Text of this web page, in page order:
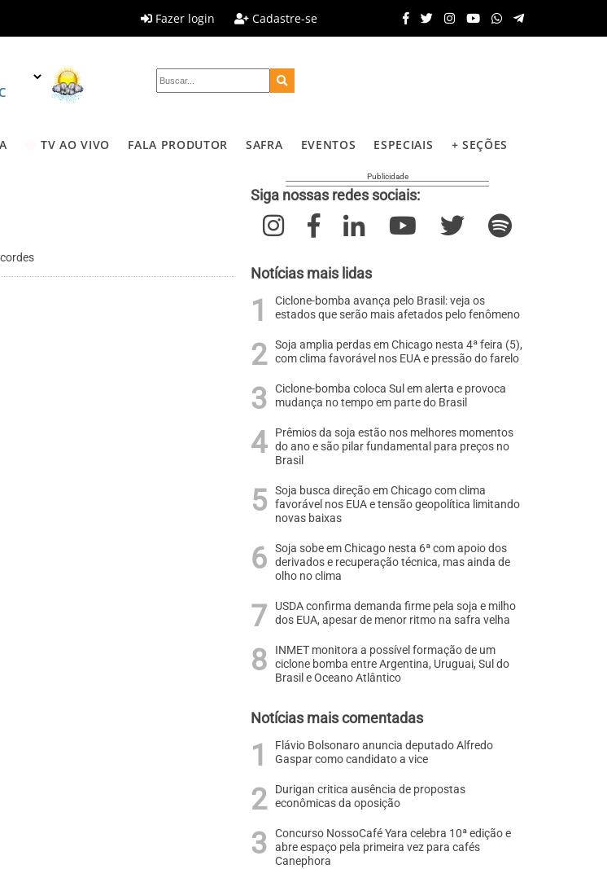
Fazer login Cadastre-se
TV AO VIVO FALA PRODUTOR SAFRA EVENTOS ESPECIAIS + SEÇÕES
Siga nossas redes sociais:
Notícias mais lidas
Ciclone-bomba avança pelo Brasil: veja os
estados que serão mais afetados pelo fenômeno
Soja amplia perdas em Chicago nesta 4ª feira (5),
com clima favorável nos EUA e pressão do farelo
Ciclone-bomba coloca Sul em alerta e provoca
mudança no tempo em parte do Brasil
Prêmios da soja estão nos melhores momentos
do ano e são pilar fundamental para preços no
Brasil
Soja busca direção em Chicago com clima
favorável nos EUA e tensão geopolítica limitando
novas baixas
Soja sobe em Chicago nesta 6ª com apoio dos
derivados e recuperação técnica, mas ainda de
olho no clima
USDA confirma demanda firme pela soja e milho
dos EUA, apesar de menor ritmo na safra velha
INMET monitora a possível formação de um
ciclone bomba entre Argentina, Uruguai, Sul do
Brasil e Oceano Atlântico
Notícias mais comentadas
Flávio Bolsonaro anuncia deputado Alfredo
Gaspar como candidato a vice
Durigan critica ausência de propostas
econômicas da oposição
Concurso NossoCafé Yara celebra 10ª edição e
abre espaço pela primeira vez para cafés
Canephora